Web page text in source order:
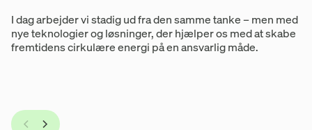
I dag arbejder vi stadig ud fra den samme tanke – men med
nye teknologier og løsninger, der hjælper os med at skabe
fremtidens cirkulære energi på en ansvarlig måde.
Bigadan-tidslinjen